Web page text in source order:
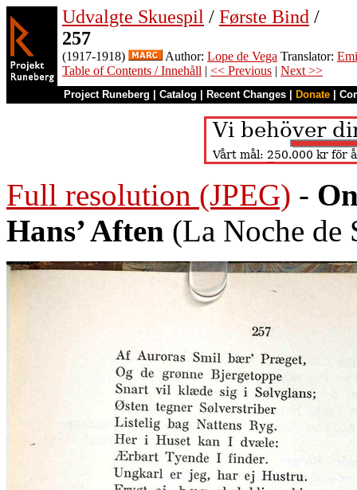
Udvalgte Skuespil / Første Bind /
257
(1917-1918) Author: Lope de Vega Translator:
Table of Contents / Innehåll | << Previous | Next >>
Project Runeberg Catalog Recent Changes Donate
Full resolution (JPEG) -
Hans’ Aften (La Noche de